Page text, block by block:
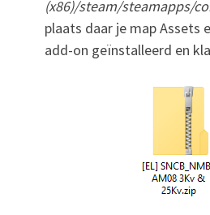
(x86)/steam/steamapps/
plaats daar je map Assets
add-on geïnstalleerd en